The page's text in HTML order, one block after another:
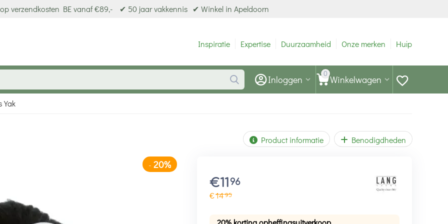
verzendkosten BE vanaf €89,- ✔ 50 jaar vakkennis ✔ Winkel in Apeldoorn
Inspiratie Expertise Duurzaamheid Onze merken Hulp
0 Winkelwagen
Inloggen
Yak
Product informatie Benodigdheden
€1196
€1495